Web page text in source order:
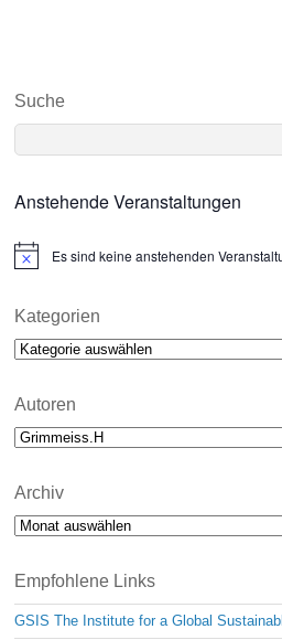
Suche
Anstehende Veranstaltungen
N
i
e
Es sind keine anstehenden
Kategorien
Kategorien
Autoren
Archiv
Archiv
Empfohlene Links
GSIS The Institute for a Global